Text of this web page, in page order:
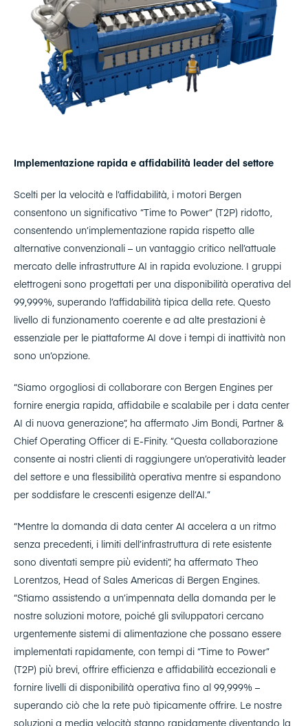
Implementazione rapida e affidabilità leader del settore
Scelti per la velocità e l’affidabilità, i motori Bergen
consentono un significativo “Time to Power” (T2P) ridotto,
consentendo un’implementazione rapida rispetto alle
alternative convenzionali – un vantaggio critico nell’attuale
mercato delle infrastrutture AI in rapida evoluzione. I gruppi
elettrogeni sono progettati per una disponibilità operativa del
99,999%, superando l’affidabilità tipica della rete. Questo
livello di funzionamento coerente e ad alte prestazioni è
essenziale per le piattaforme AI dove i tempi di inattività non
sono un’opzione.
“Siamo orgogliosi di collaborare con Bergen Engines per
fornire energia rapida, affidabile e scalabile per i data center
AI di nuova generazione”, ha affermato Jim Bondi, Partner &
Chief Operating Officer di E-Finity. “Questa collaborazione
consente ai nostri clienti di raggiungere un’operatività leader
del settore e una flessibilità operativa mentre si espandono
per soddisfare le crescenti esigenze dell’AI.”
“Mentre la domanda di data center AI accelera a un ritmo
senza precedenti, i limiti dell’infrastruttura di rete esistente
sono diventati sempre più evidenti”, ha affermato Theo
Lorentzos, Head of Sales Americas di Bergen Engines.
“Stiamo assistendo a un’impennata della domanda per le
nostre soluzioni motore, poiché gli sviluppatori cercano
urgentemente sistemi di alimentazione che possano essere
implementati rapidamente, con tempi di “Time to Power”
(T2P) più brevi, offrire efficienza e affidabilità eccezionali e
fornire livelli di disponibilità operativa fino al 99,999% –
superando ciò che la rete può tipicamente offrire. Le nostre
soluzioni a media velocità stanno rapidamente diventando la